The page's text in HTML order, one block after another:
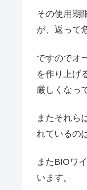
その使用期
が、返って
ですのでオ
を作り上げ
厳しくなっ
またそれら
れているの
またBIOワ
います。